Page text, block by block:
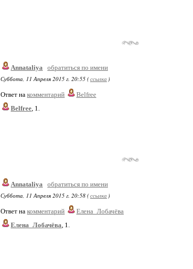
Annataliya
обратиться по имени
Суббота, 11 Апреля 2015 г. 20:55 (ссылка )
Ответ на комментарий
Belfree
Belfree, 1.
Annataliya
обратиться по имени
Суббота, 11 Апреля 2015 г. 20:58 (ссылка )
Ответ на комментарий
Елена_Лобачёва
Елена_Лобачёва, 1.